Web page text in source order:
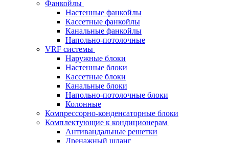
Фанкойлы
Настенные фанкойлы
Кассетные фанкойлы
Канальные фанкойлы
Напольно-потолочные
VRF системы
Наружные блоки
Настенные блоки
Кассетные блоки
Канальные блоки
Напольно-потолочные блоки
Колонные
Компрессорно-конденсаторные блоки
Комплектующие к кондиционерам
Антивандальные решетки
Дренажный шланг